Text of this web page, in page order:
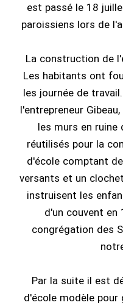
est passé le 18
paroissiens lors de
La construction de
Les habitants ont
les journée de
l'entrepreneur
les murs en ruine
réutilisés pour la
d'école comptant
versants et un
instruisent les
d'un couvent en
congrégation des
Par la suite il est
d'école modèle pour